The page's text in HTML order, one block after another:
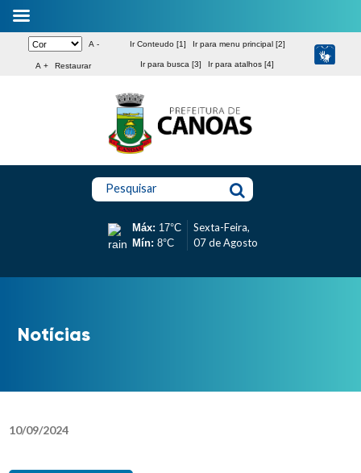
A -
A + Restaurar
Ir Conteudo [1] Ir para menu principal [2]
Ir para busca [3] Ir para atalhos [4]
Pesquisar
Máx: 17°C
Mín: 8°C
Sexta-Feira,
07 de Agosto
Notícias
10/09/2024